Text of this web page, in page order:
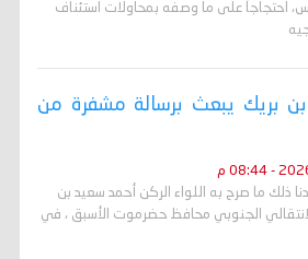
احتجاجاً على ما وصفه بمحاولات استئناف
بن بريك يبعث برسالة مشفرة من
ذلك ما صرح به اللواء الركن أحمد سعيد بن
الجنوبي محافظ حضرموت الأسبق ، في